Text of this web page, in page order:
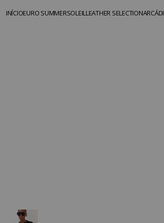
SKIP TO CONTENT
INÍCIOEURO SUMMERSOLEIL LEATHER SELECTION